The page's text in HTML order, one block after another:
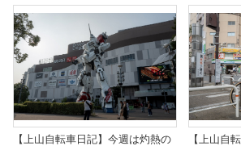
【上山自転車日記】今週は灼熱の
【上山自